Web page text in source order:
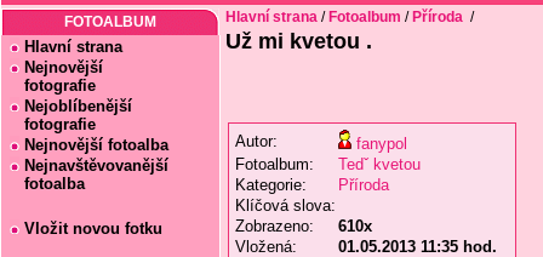
FOTOALBUM
Hlavní strana
Nejnovější
fotografie
Nejoblíbenější
fotografie
Nejnovější fotoalba
Nejnavštěvovanější
fotoalba
Vložit novou fotku
Hlavní strana / Fotoalbum / Příroda /
Už mi kvetou .
Autor:
fanypol
Fotoalbum:
Tedˇ kvetou
Kategorie:
Příroda
Klíčová slova:
Zobrazeno:
610x
Vložená:
01.05.2013 11:35 hod.